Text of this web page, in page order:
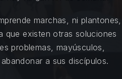
marchas, ni plantones,
que existen otras soluciones
problemas, mayúsculos,
a sus discípulos.